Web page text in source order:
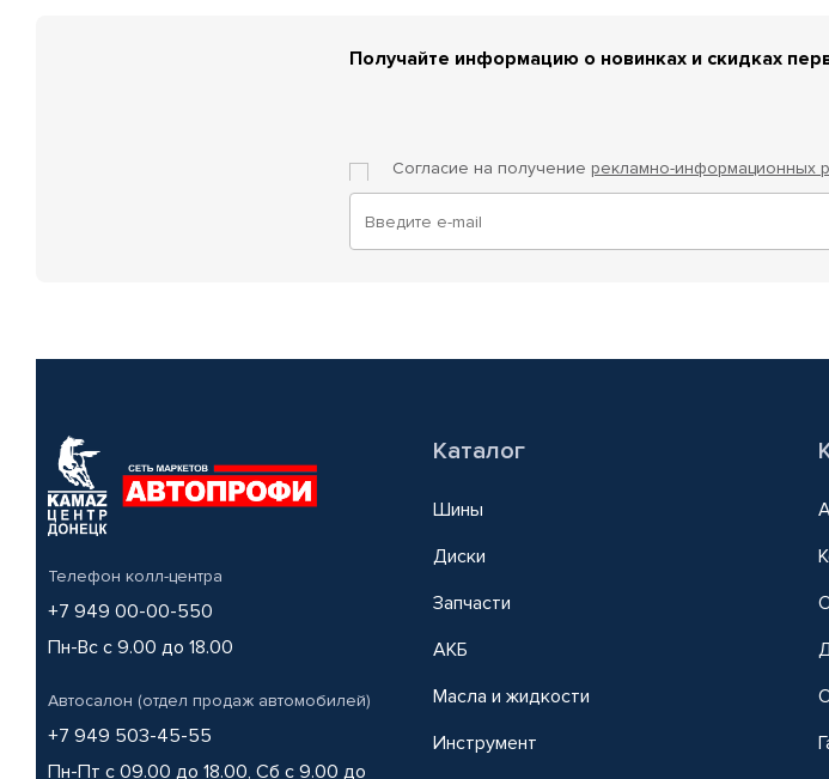
Получайте информацию о новинках и скидках
Согласие на получение рекламно-информационных
Телефон колл-центра
+7 949 00-00-550
Пн-Вс с 9.00 до 18.00
Автосалон (отдел продаж автомобилей)
+7 949 503-45-55
Пн-Пт с 09.00 до 18.00, Сб с 9.00 до
Каталог
Шины
Диски
Запчасти
АКБ
Масла и жидкости
Инструмент